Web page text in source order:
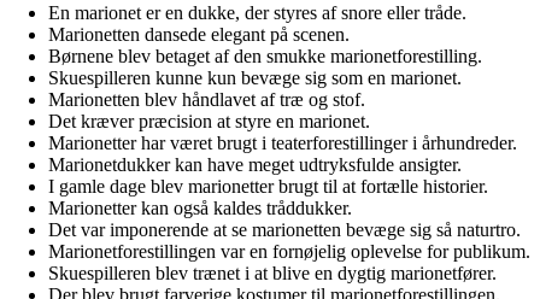
En marionet er en dukke, der styres af snore eller tråde.
Marionetten dansede elegant på scenen.
Børnene blev betaget af den smukke marionetforestilling.
Skuespilleren kunne kun bevæge sig som en marionet.
Marionetten blev håndlavet af træ og stof.
Det kræver præcision at styre en marionet.
Marionetter har været brugt i teaterforestillinger i århundreder.
Marionetdukker kan have meget udtryksfulde ansigter.
I gamle dage blev marionetter brugt til at fortælle historier.
Marionetter kan også kaldes tråddukker.
Det var imponerende at se marionetten bevæge sig så naturtro.
Marionetforestillingen var en fornøjelig oplevelse for publikum.
Skuespilleren blev trænet i at blive en dygtig marionetfører.
Der blev brugt farverige kostumer til marionetforestillingen.